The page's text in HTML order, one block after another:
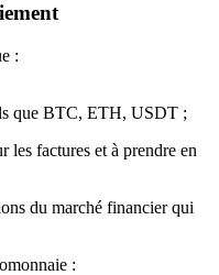
:
que BTC, ETH, USDT ;
les factures et à prendre en
du marché financier qui
: